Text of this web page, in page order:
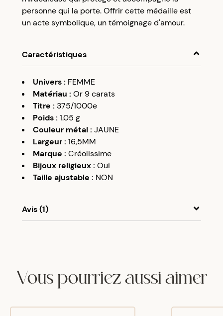
prochaine commande à partir de 50€ d’achats.
personne qui la porte. Offrir cette médaille est
un acte symbolique, un témoignage d'amour.
Caractéristiques
Univers: FEMME
Matériau : Or 9 carats
Titre : 375/1000e
Poids: 1.05 g
Couleur métal: JAUNE
Largeur: 16,5MM
Marque : Créolissime
Bijoux religieux: Oui
Taille ajustable : NON
Avis (1)
Vous pourriez aussi aimer